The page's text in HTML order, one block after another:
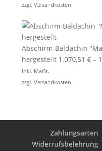
zzgl. Versandkosten
Abschirm-Baldachin
hergestellt 1.070,51 €–
inkl. MwSt.
zzgl. Versandkosten
Zahlungsarten
Widerrufsbelehrung